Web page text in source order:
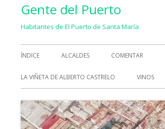
Gente del Puerto
Habitantes de El Puerto de Santa María
Menú
principal
ÍNDICE ALCALDES COMENTAR
LA VIÑETA DE ALBERTO CASTRELO VINOS